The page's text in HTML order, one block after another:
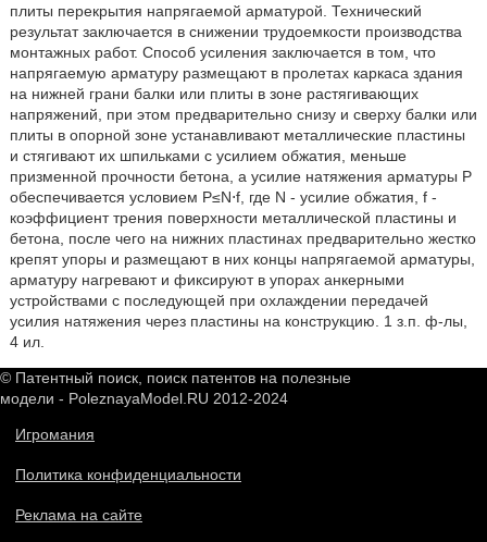
плиты перекрытия напрягаемой арматурой. Технический
результат заключается в снижении трудоемкости производства
монтажных работ. Способ усиления заключается в том, что
напрягаемую арматуру размещают в пролетах каркаса здания
на нижней грани балки или плиты в зоне растягивающих
напряжений, при этом предварительно снизу и сверху балки или
плиты в опорной зоне устанавливают металлические пластины
и стягивают их шпильками с усилием обжатия, меньше
призменной прочности бетона, а усилие натяжения арматуры Р
обеспечивается условием Р≤N⋅f, где N - усилие обжатия, f -
коэффициент трения поверхности металлической пластины и
бетона, после чего на нижних пластинах предварительно жестко
крепят упоры и размещают в них концы напрягаемой арматуры,
арматуру нагревают и фиксируют в упорах анкерными
устройствами с последующей при охлаждении передачей
усилия натяжения через пластины на конструкцию. 1 з.п. ф-лы,
4 ил.
© Патентный поиск, поиск патентов на полезные
модели - PoleznayaModel.RU 2012-2024
Игромания
Политика конфиденциальности
Реклама на сайте